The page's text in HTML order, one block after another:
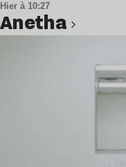
Hier à 10:27
Anetha